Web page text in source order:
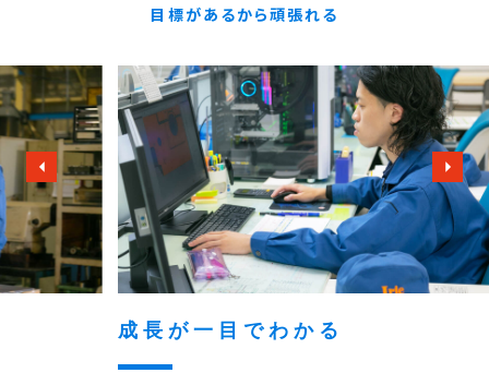
目標があるから頑張れる
成長が一目でわかる